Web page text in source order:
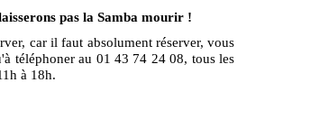
pas la Samba mourir !
car il faut absolument réserver, vous
téléphoner au 01 43 74 24 08, tous les
à 18h.